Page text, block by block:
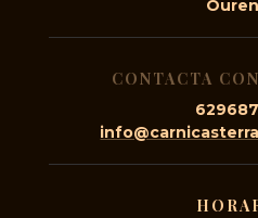
CONTACTA